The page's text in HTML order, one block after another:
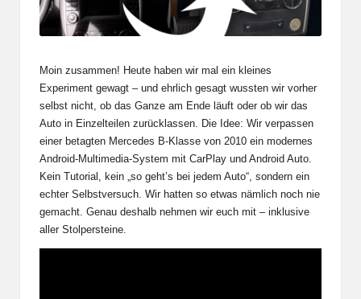
Moin zusammen! Heute haben wir mal ein kleines
Experiment gewagt – und ehrlich gesagt wussten wir vorher
selbst nicht, ob das Ganze am Ende läuft oder ob wir das
Auto in Einzelteilen zurücklassen. Die Idee: Wir verpassen
einer betagten Mercedes B-Klasse von 2010 ein modernes
Android-Multimedia-System mit CarPlay und Android Auto.
Kein Tutorial, kein „so geht’s bei jedem Auto“, sondern ein
echter Selbstversuch. Wir hatten so etwas nämlich noch nie
gemacht. Genau deshalb nehmen wir euch mit – inklusive
aller Stolpersteine.